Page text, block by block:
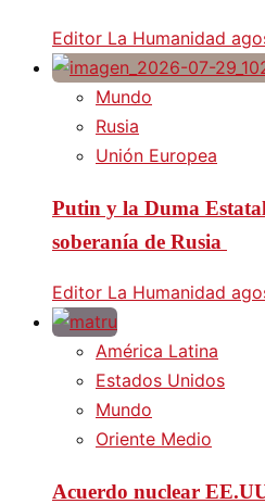
Editor La Humanidad
Mundo
Rusia
Unión Europea
Putin y la Duma
soberanía de Rusia
Editor La Humanidad
América Latina
Estados Unidos
Mundo
Oriente Medio
Acuerdo nuclear